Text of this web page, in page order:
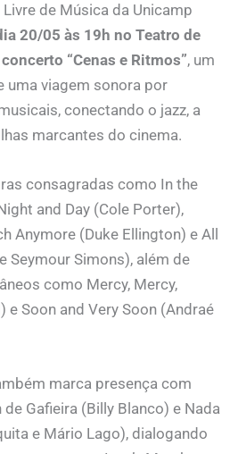
de Música da Unicamp
20/05 às 19h no Teatro de
“Cenas e Ritmos”, um
uma viagem sonora por
conectando o jazz, a
marcantes do cinema.
consagradas como In the
and Day (Cole Porter),
Anymore (Duke Ellington) e All
Seymour Simons), além de
como Mercy, Mercy,
e Soon and Very Soon (Andraé
marca presença com
Gafieira (Billy Blanco) e Nada
e Mário Lago), dialogando